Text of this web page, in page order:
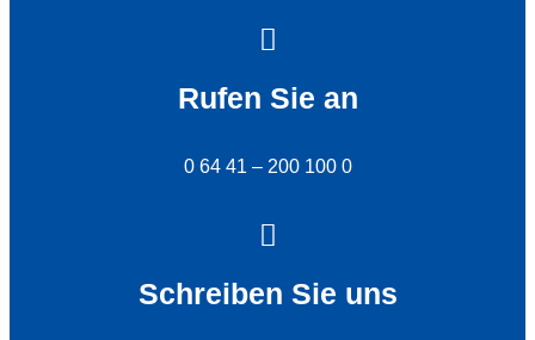
Rufen Sie an
0 64 41 – 200 100 0
Schreiben Sie uns